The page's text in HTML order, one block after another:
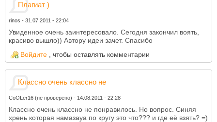
Плагиат )
rinos - 31.07.2011 - 22:04
Увиденное очень заинтересовало. Сегодня закончил воять,
красиво вышло)) Автору идеи зачет. Спасибо
Войдите
, чтобы оставлять комментарии
Классно очень классно не
CoOLer16 (не проверено) - 14.08.2011 - 22:28
Классно очень классно не понравилось. Но вопрос. Синяя
хрень которая намазаyа по кругу это что??? и где её взять? =)